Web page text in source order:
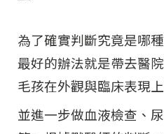
為了確實判斷究竟是哪
最好的辦法就是帶去醫
毛孩在外觀與臨床表現
並進一步做血液檢查、